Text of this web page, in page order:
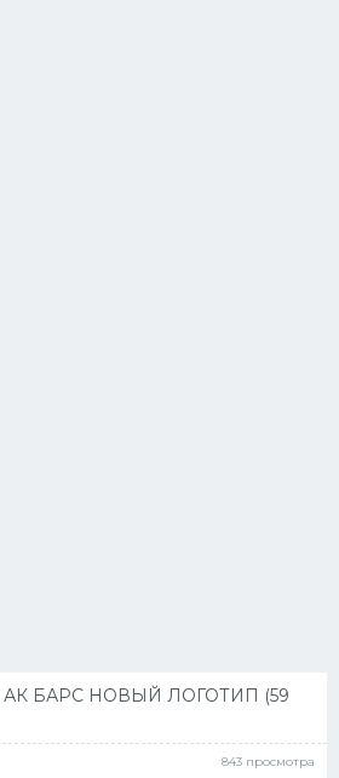
БАРС НОВЫЙ ЛОГОТИП (59
843 просмотра